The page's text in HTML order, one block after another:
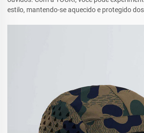
estilo, mantendo-se aquecido e protegido